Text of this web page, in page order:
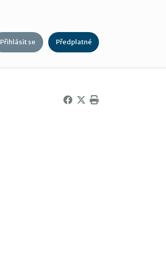
Přihlásit se Předplatné